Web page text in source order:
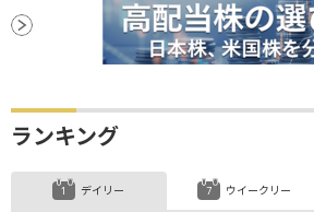
ランキング
デイリー ウイークリー